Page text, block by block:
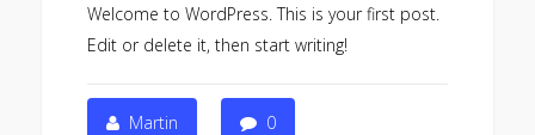
Welcome to WordPress. This is your first post.
Edit or delete it, then start writing!
Martin 0